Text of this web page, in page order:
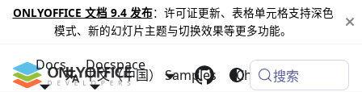
ONLYOFFICE 文档 9.4 发布：许可证更新、表格单元格支持深色
模式、新的幻灯片主题与切换效果等更多功能。
Docs Docspace
Samples Changelog
中文（中国） 搜索